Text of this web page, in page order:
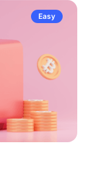
Easy